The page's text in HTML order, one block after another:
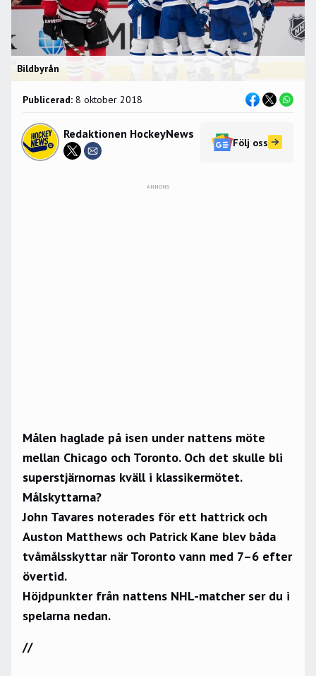
Bildbyrån
Publicerad: 8 oktober 2018
Redaktionen HockeyNews
Följ oss
ANNONS
Målen haglade på isen under nattens möte
mellan Chicago och Toronto. Och det skulle bli
superstjärnornas kväll i klassikermötet.
Målskyttarna?
John Tavares noterades för ett hattrick och
Auston Matthews och Patrick Kane blev båda
tvåmålsskyttar när Toronto vann med 7–6 efter
övertid.
Höjdpunkter från nattens NHL-matcher ser du i
spelarna nedan.
//